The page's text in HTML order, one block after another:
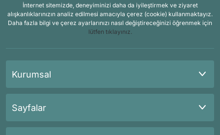
İnternet sitemizde, deneyiminizi daha da iyileştirmek ve ziyaret
alışkanlıklarınızın analiz edilmesi amacıyla çerez (cookie) kullanmaktayız.
Daha fazla bilgi ve çerez ayarlarınızı nasıl değiştireceğinizi öğrenmek için
lütfen tıklayınız.
Kurumsal
Sayfalar